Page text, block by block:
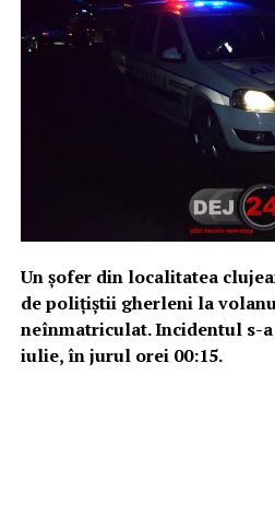
Un șofer din localitatea
de polițiștii gherleni la
neînmatriculat. Incidentul s-
iulie, în jurul orei 00:15.